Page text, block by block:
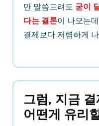
만 말씀드려도 굳이
다는 결론이 나오는
결제보다 저렴하게
그럼, 지금
어떤게 유리